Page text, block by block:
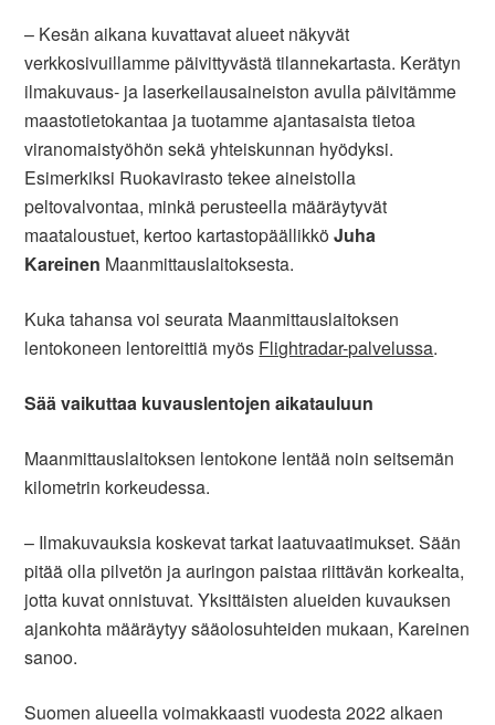
– Kesän aikana kuvattavat alueet näkyvät
verkkosivuillamme päivittyvästä tilannekartasta. Kerätyn
ilmakuvaus- ja laserkeilausaineiston avulla päivitämme
maastotietokantaa ja tuotamme ajantasaista tietoa
viranomaistyöhön sekä yhteiskunnan hyödyksi.
Esimerkiksi Ruokavirasto tekee aineistolla
peltovalvontaa, minkä perusteella määräytyvät
maataloustuet, kertoo kartastopäällikköJuha
Kareinen Maanmittauslaitoksesta.
Kuka tahansa voi seurata Maanmittauslaitoksen
lentokoneen lentoreittiä myös Flightradar-palvelussa.
Sää vaikuttaa kuvauslentojen aikatauluun
Maanmittauslaitoksen lentokone lentää noin seitsemän
kilometrin korkeudessa.
– Ilmakuvauksia koskevat tarkat laatuvaatimukset. Sään
pitää olla pilvetön ja auringon paistaa riittävän korkealta,
jotta kuvat onnistuvat. Yksittäisten alueiden kuvauksen
ajankohta määräytyy sääolosuhteiden mukaan, Kareinen
sanoo.
Suomen alueella voimakkaasti vuodesta 2022 alkaen